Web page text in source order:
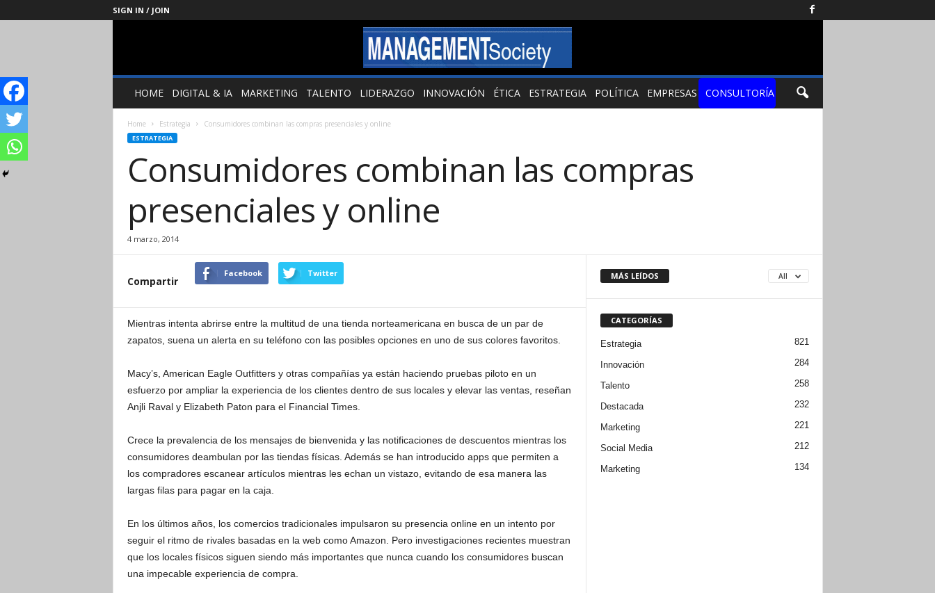
SIGN IN / JOIN
Management
SocietyHOME DIGITAL & IA MARKETING TALENTO LIDERAZGO INNOVACIÓN ÉTICA ESTRATEGIA POLÍTICA EMPRESAS CONSULTORÍA
Home Estrategia Consumidores combinan las compras presenciales y online
ESTRATEGIA
Consumidores combinan las compras
presenciales y online
4 marzo, 2014
Compartir
Facebook Twitter
Mientras intenta abrirse entre la multitud de una tienda norteamericana en busca de un par de
zapatos, suena un alerta en su teléfono con las posibles opciones en uno de sus colores favoritos.
Macy’s, American Eagle Outfitters y otras compañías ya están haciendo pruebas piloto en un
esfuerzo por ampliar la experiencia de los clientes dentro de sus locales y elevar las ventas, reseñan
Anjli Raval y Elizabeth Paton para el Financial Times.
Crece la prevalencia de los mensajes de bienvenida y las notificaciones de descuentos mientras los
consumidores deambulan por las tiendas físicas. Además se han introducido apps que permiten a
los compradores escanear artículos mientras les echan un vistazo, evitando de esa manera las
largas filas para pagar en la caja.
En los últimos años, los comercios tradicionales impulsaron su presencia online en un intento por
seguir el ritmo de rivales basadas en la web como Amazon. Pero investigaciones recientes muestran
que los locales físicos siguen siendo más importantes que nunca cuando los consumidores buscan
una impecable experiencia de compra.
MÁS LEÍDOS All
CATEGORÍAS
Estrategia 821
Innovación 284
Talento 258
Destacada 232
Marketing 221
Social Media 212
Marketing 134